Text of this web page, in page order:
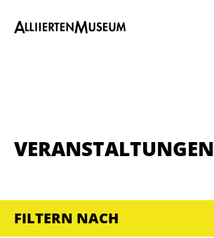
VERANSTALTUNGEN
FILTERN NACH